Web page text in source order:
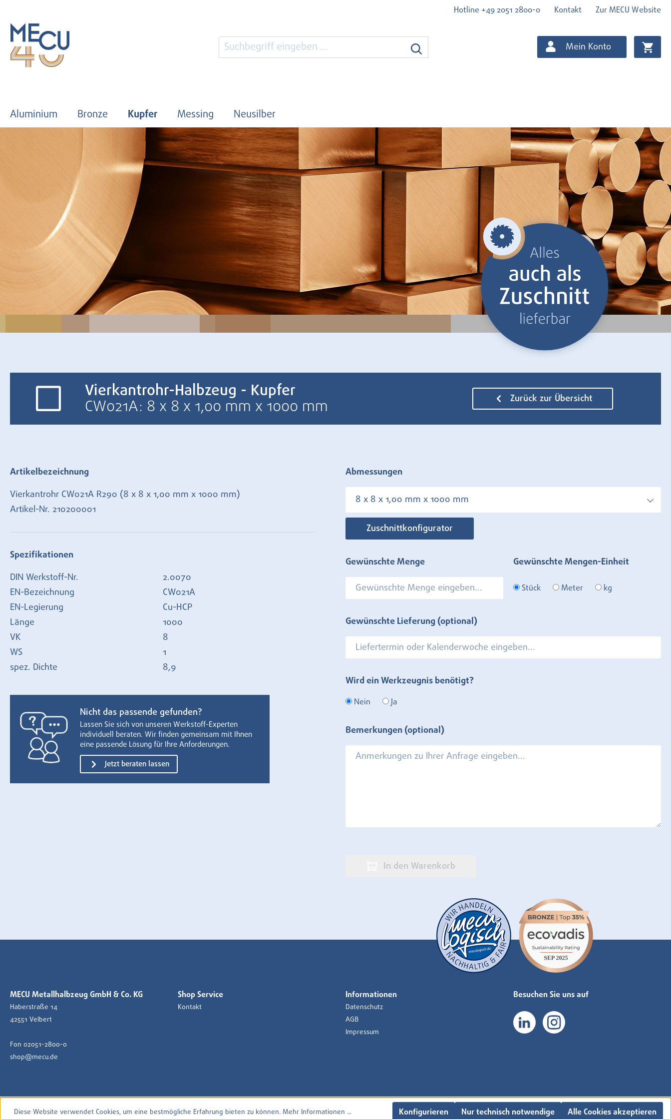
Hotline +49 2051 2800-0 Kontakt Zur MECU Website
Mein Konto
Aluminium Bronze Kupfer Messing Neusilber
Vierkantrohr-Halbzeug - Kupfer
CW021A: 8 x 8 x 1,00 mm x 1000 mm
Zurück zur Übersicht
Artikelbezeichnung
Vierkantrohr CW021A R290 (8 x 8 x 1,00 mm x 1000 mm)
Artikel-Nr. 210200001
Spezifikationen
DIN Werkstoff-Nr.
2.0070
EN-Bezeichnung
CW021A
EN-Legierung
Cu-HCP
Länge
1000
VK
8
WS
1
spez. Dichte
8,9
Nicht das passende gefunden?
Lassen Sie sich von unseren Werkstoff-Experten
individuell beraten. Wir finden gemeinsam mit Ihnen
eine passende Lösung für Ihre Anforderungen.
Jetzt beraten lassen
Abmessungen
8 x 8 x 1,00 mm x 1000 mm
Zuschnittkonfigurator
Gewünschte Menge Gewünschte Mengen-Einheit
Stück Meter kg
Gewünschte Lieferung (optional)
Wird ein Werkzeugnis benötigt?
Nein Ja
Bemerkungen (optional)
In den Warenkorb
MECU Metallhalbzeug GmbH & Co. KG
Haberstraße 14
42551 Velbert
Fon 02051-2800-0
shop@mecu.de
Shop Service
Kontakt
Informationen
Datenschutz
AGB
Impressum
Besuchen Sie uns auf
Diese Website verwendet Cookies, um eine bestmögliche Erfahrung bieten zu können. Mehr Informationen ... Nur technisch notwendige
Konfigurieren Alle Cookies akzeptieren